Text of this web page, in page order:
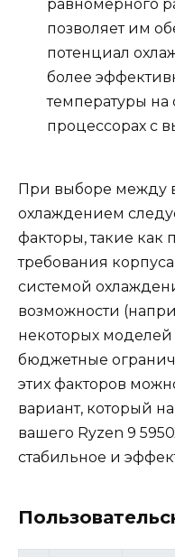
равномерного
позволяет им
потенциал
более
температуры
процессорах с
При выборе между
охлаждением
факторы, такие как
требования
системой
возможности
некоторых
бюджетные
этих факторов
вариант, который
вашего Ryzen 9
стабильное и